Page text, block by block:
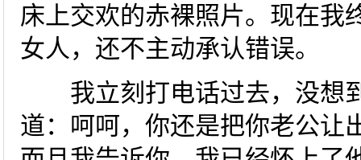
床上交欢的赤裸照片。现在我
女人，还不主动承认错误。
我立刻打电话过去，没想
道：呵呵，你还是把你老公让